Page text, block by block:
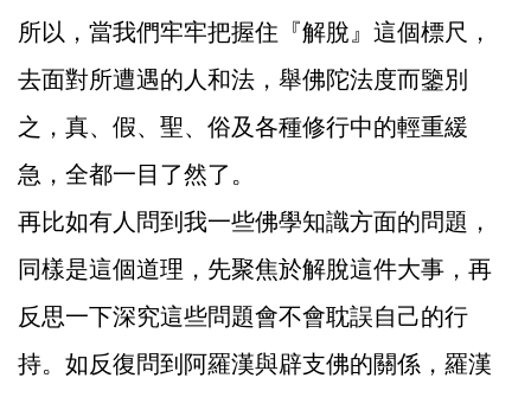
所以，當我們牢牢把握住『解脫』這個標尺，
去面對所遭遇的人和法，舉佛陀法度而鑒別
之，真、假、聖、俗及各種修行中的輕重緩
急，全都一目了然了。
再比如有人問到我一些佛學知識方面的問題，
同樣是這個道理，先聚焦於解脫這件大事，再
反思一下深究這些問題會不會耽誤自己的行
持。如反復問到阿羅漢與辟支佛的關係，羅漢